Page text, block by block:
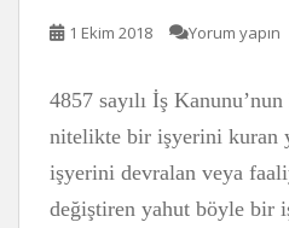
1 Ekim 2018 Yorum yapın
4857 sayılı İş
nitelikte bir işyerini kuran
işyerini devralan veya
değiştiren yahut böyle bir